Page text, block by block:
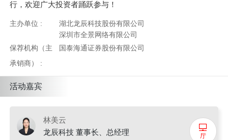
行，欢迎广大投资者踊跃参与！
主办单位 :
湖北龙辰科技股份有限公司
深圳市全景网络有限公司
保荐机构（主
承销商） :
国泰海通证券股份有限公司
活动嘉宾
林美云
龙辰科技 董事长、总经理
厅